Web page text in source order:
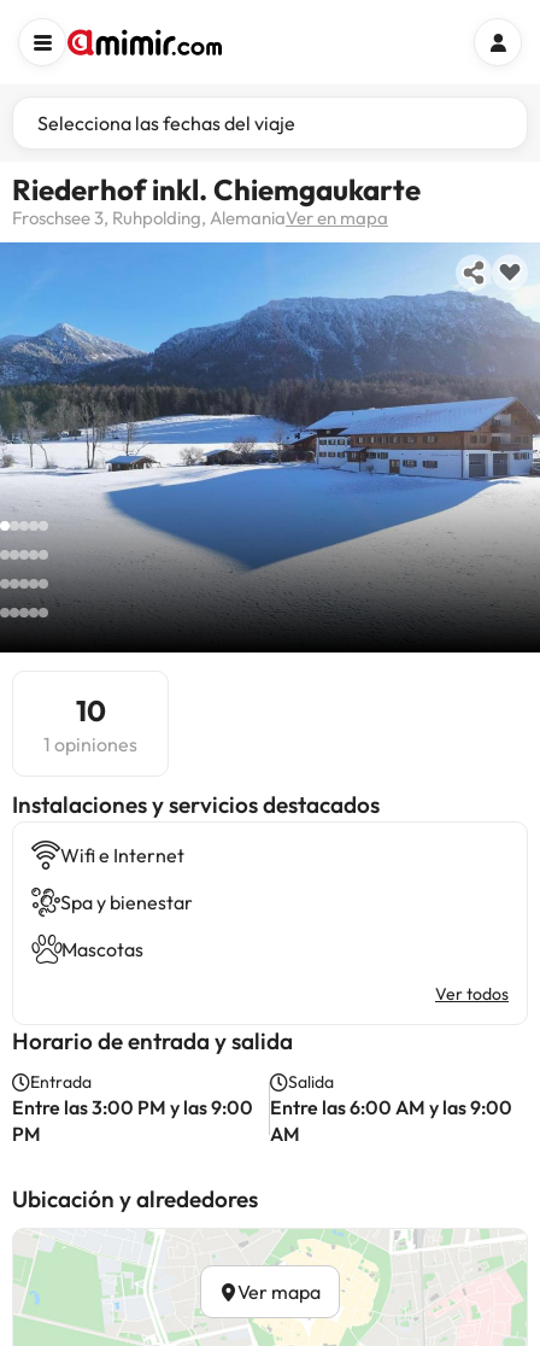
Selecciona las fechas del viaje
Riederhof inkl. Chiemgaukarte
Froschsee 3, Ruhpolding, AlemaniaVer en mapa
10
1 opiniones
Instalaciones y servicios destacados
Wifi e Internet
Spa y bienestar
Mascotas
Ver todos
Horario de entrada y salida
Entrada
Entre las 3:00 PM y las 9:00
PM
Salida
Entre las 6:00 AM y las 9:00
AM
Ubicación y alrededores
Ver mapa